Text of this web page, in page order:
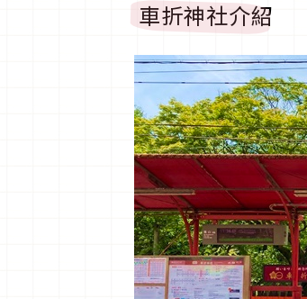
車折神社介紹